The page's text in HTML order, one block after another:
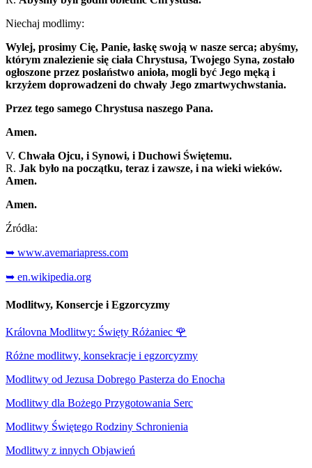
Niechaj modlimy:
Wylej, prosimy Cię, Panie, łaskę swoją w nasze serca; abyśmy,
którym znalezienie się ciała Chrystusa, Twojego Syna, zostało
ogłoszone przez posłaństwo anioła, mogli być Jego męką i
krzyżem doprowadzeni do chwały Jego zmartwychwstania.
Przez tego samego Chrystusa naszego Pana.
Amen.
V. Chwała Ojcu, i Synowi, i Duchowi Świętemu.
R. Jak było na początku, teraz i zawsze, i na wieki wieków.
Amen.
Amen.
Źródła:
➥ www.avemariapress.com
➥ en.wikipedia.org
Modlitwy, Konsercje i Egzorcyzmy
Královna Modlitwy: Święty Różaniec 🌹
Różne modlitwy, konsekracje i egzorcyzmy
Modlitwy od Jezusa Dobrego Pasterza do Enocha
Modlitwy dla Bożego Przygotowania Serc
Modlitwy Świętego Rodziny Schronienia
Modlitwy z innych Objawień